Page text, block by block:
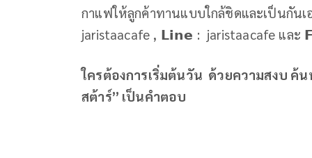
กาแฟให้ลูกค้าทานแบบใกล้ชิดและเป็น
jaristaacafe , 𝗟𝗶𝗻𝗲 : jaristaacafe แล
ใครต้องการเริ่มต้นวัน ด้วยความสงบ ค้น
สต้าร์” เป็นคำตอบ